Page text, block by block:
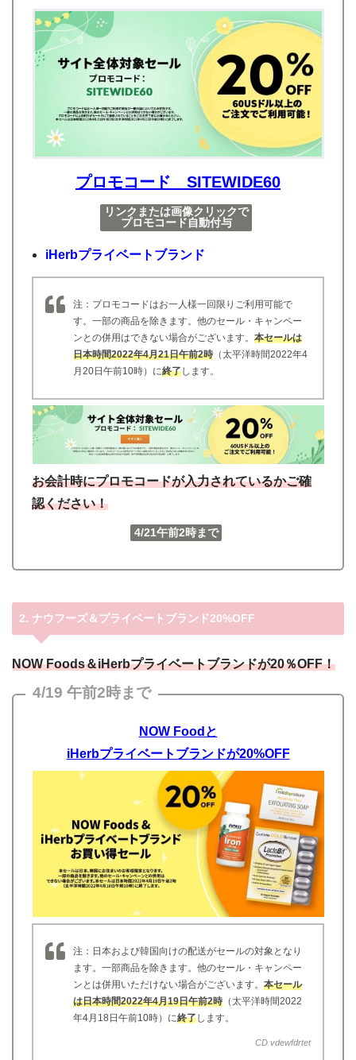
プロモコード SITEWIDE60
リンクまたは画像クリックで
プロモコード自動付与
iHerbプライベートブランド
注：プロモコードはお一人様一回限りご利用可能で
す。一部の商品を除きます。他のセール・キャンペー
ンとの併用はできない場合がございます。本セールは
日本時間2022年4月21日午前2時 （太平洋時間2022年4
月20日午前10時）に終了します。
お会計時にプロモコードが入力されているかご確
認ください！
4/21午前2時まで
2. ナウフーズ＆プライベートブランド20%OFF
NOW Foods＆iHerbプライベートブランドが20％OFF！
4/19 午前2時まで
NOW Foodと
iHerbプライベートブランドが20%OFF
注：日本および韓国向けの配送がセールの対象となり
ます。一部商品を除きます。他のセール・キャンペー
ンとは併用いただけない場合がございます。本セール
は日本時間2022年4月19日午前2時 （太平洋時間2022
年4月18日午前10時）に終了します。
CD vdewfdrtet